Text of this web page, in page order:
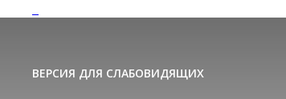
ВЕРСИЯ ДЛЯ СЛАБОВИДЯЩИХ